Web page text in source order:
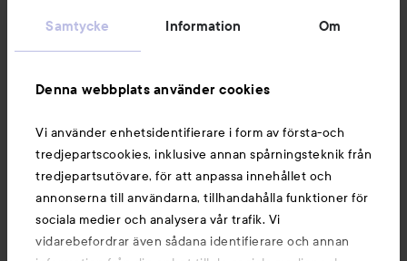
Samtycke Information Om
Denna webbplats använder cookies
Vi använder enhetsidentifierare i form av första-och
tredjepartscookies, inklusive annan spårningsteknik från
tredjepartsutövare, för att anpassa innehållet och
annonserna till användarna, tillhandahålla funktioner för
sociala medier och analysera vår trafik. Vi
vidarebefordrar även sådana identifierare och annan
Combo Deal 15%
Combo Deal 15%
Combo Deal 15%